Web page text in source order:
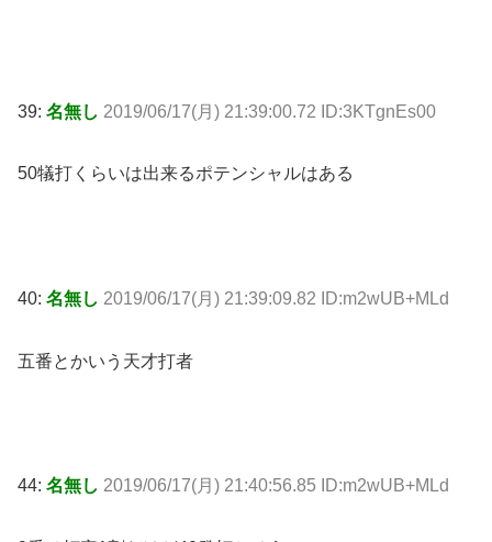
39: 名無し 2019/06/17(月) 21:39:00.72 ID:3KTgnEs00
50犠打くらいは出来るポテンシャルはある
40: 名無し 2019/06/17(月) 21:39:09.82 ID:m2wUB+MLd
五番とかいう天才打者
44: 名無し 2019/06/17(月) 21:40:56.85 ID:m2wUB+MLd